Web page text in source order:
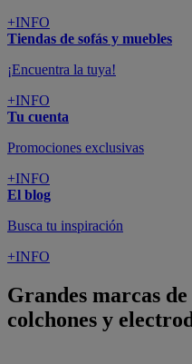
+INFO
Tiendas de sofás y muebles
¡Encuentra la tuya!
+INFO
Tu cuenta
Promociones exclusivas
+INFO
El blog
Busca tu inspiración
+INFO
Grandes marcas de
colchones y